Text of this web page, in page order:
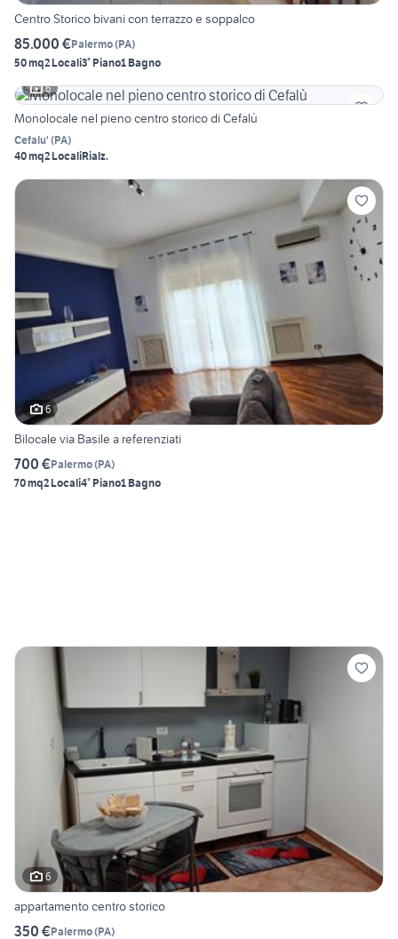
Centro Storico bivani con terrazzo e soppalco
85.000 €Palermo(PA)
50 mq2 Locali3° Piano1 Bagno
6
Monolocale nel pieno centro storico di Cefalù
Cefalu' (PA)
40 mq2 LocaliRialz.
6
Bilocale via Basile a referenziati
700 €Palermo(PA)
70 mq2 Locali4° Piano1 Bagno
6
appartamento centro storico
350 €Palermo(PA)